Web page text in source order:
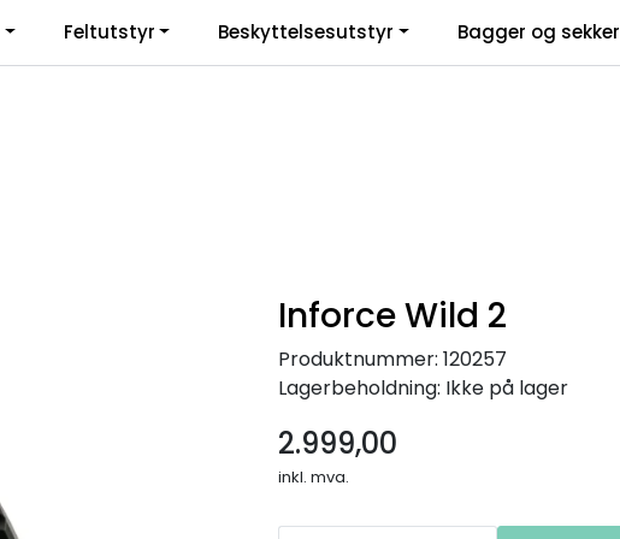
Feltutstyr Beskyttelsesutstyr Bagger og sekker
Inforce Wild 2
Produktnummer: 120257
Lagerbeholdning: Ikke på lager
2.999,00
inkl. mva.